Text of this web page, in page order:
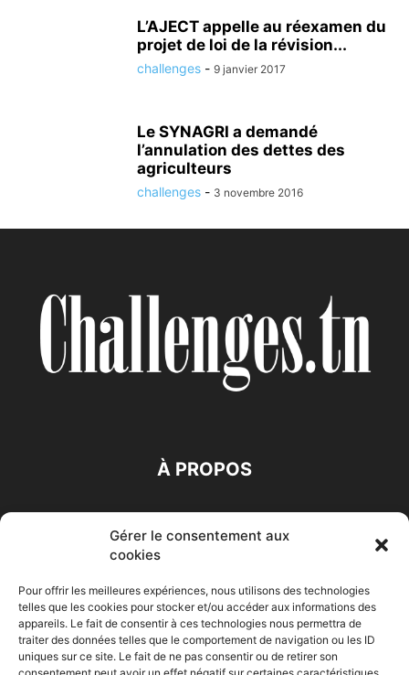
Gérer le consentement aux
cookies
Pour offrir les meilleures expériences, nous utilisons des technologies
telles que les cookies pour stocker et/ou accéder aux informations des
appareils. Le fait de consentir à ces technologies nous permettra de
traiter des données telles que le comportement de navigation ou les ID
uniques sur ce site. Le fait de ne pas consentir ou de retirer son
L’AJECT appelle au réexamen du
projet de loi de la révision...
challenges - 9 janvier 2017
Le SYNAGRI a demandé
l’annulation des dettes des
agriculteurs
challenges - 3 novembre 2016
À PROPOS
Accueil Economie Entreprises Entrepreneur